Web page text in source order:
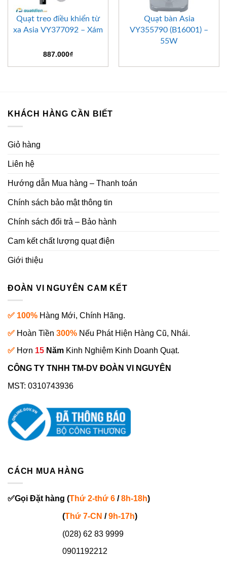
Quạt treo điều khiển từ
xa Asia VY377092 – Xám
887.000₫
Quạt bàn Asia
VY355790 (B16001) –
55W
KHÁCH HÀNG CẦN BIẾT
Giỏ hàng
Liên hệ
Hướng dẫn Mua hàng – Thanh toán
Chính sách bảo mật thông tin
Chính sách đổi trả – Bảo hành
Cam kết chất lượng quạt điện
Giới thiệu
ĐOÀN VI NGUYÊN CAM KẾT
✅ 100% Hàng Mới, Chính Hãng.
✅ Hoàn Tiền 300% Nếu Phát Hiện Hàng Cũ, Nhái.
✅ Hơn 15 Năm Kinh Nghiệm Kinh Doanh Quạt.
CÔNG TY TNHH TM-DV ĐOÀN VI NGUYÊN
MST: 0310743936
CÁCH MUA HÀNG
✅Gọi Đặt hàng (Thứ 2-thứ 6 / 8h-18h)
(Thứ 7-CN /9h-17h)
(028) 62 83 9999
0901192212